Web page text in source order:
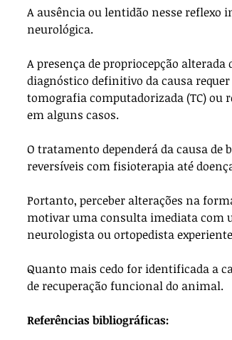
A ausência ou lentidão nesse reflexo
neurológica.
A presença de propriocepção
diagnóstico definitivo da causa
tomografia computadorizada (TC) ou
em alguns casos.
O tratamento dependerá da causa de
reversíveis com fisioterapia até
Portanto, perceber alterações na
motivar uma consulta imediata com
neurologista ou ortopedista
Quanto mais cedo for identificada a
de recuperação funcional do animal.
Referências bibliográficas: